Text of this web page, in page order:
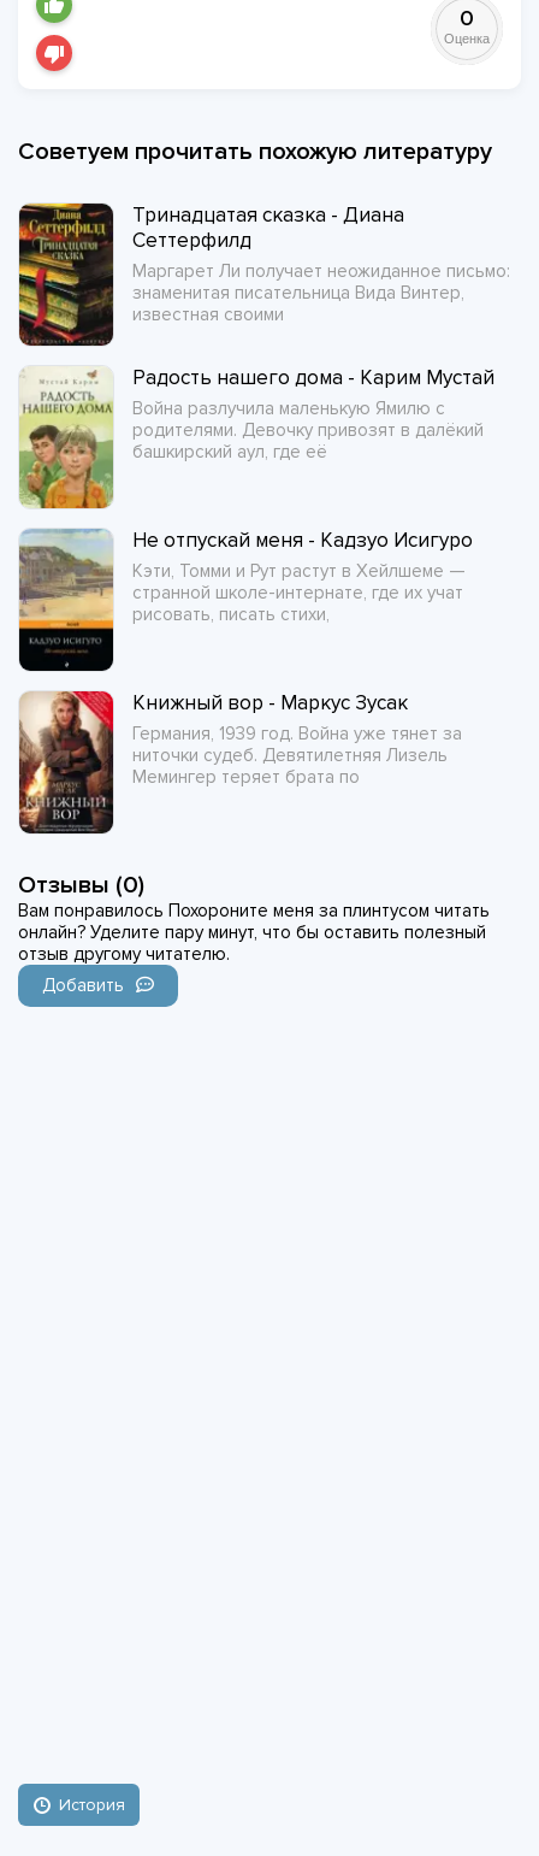
0
Оценка
Советуем прочитать похожую литературу
Тринадцатая сказка - Диана
Сеттерфилд
Маргарет Ли получает неожиданное письмо:
знаменитая писательница Вида Винтер,
известная своими
Радость нашего дома - Карим Мустай
Война разлучила маленькую Ямилю с
родителями. Девочку привозят в далёкий
башкирский аул, где её
Не отпускай меня - Кадзуо Исигуро
Кэти, Томми и Рут растут в Хейлшеме —
странной школе-интернате, где их учат
рисовать, писать стихи,
Книжный вор - Маркус Зусак
Германия, 1939 год. Война уже тянет за
ниточки судеб. Девятилетняя Лизель
Мемингер теряет брата по
Отзывы (0)
Вам понравилось Похороните меня за плинтусом читать
онлайн? Уделите пару минут, что бы оставить полезный
отзыв другому читателю.
Добавить
История